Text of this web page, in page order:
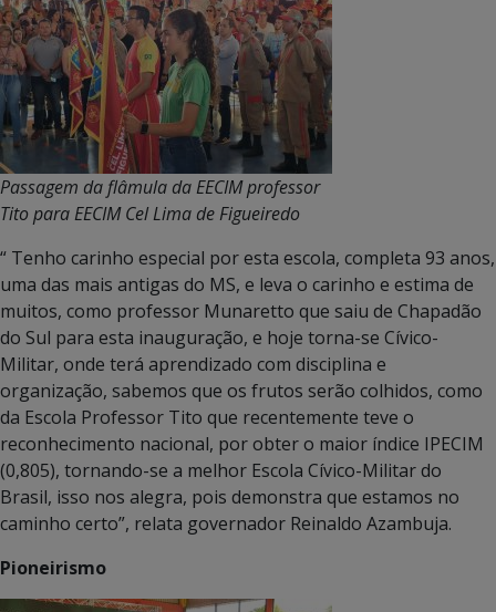
Passagem da flâmula da EECIM professor
Tito para EECIM Cel Lima de Figueiredo
“ Tenho carinho especial por esta escola, completa 93 anos,
uma das mais antigas do MS, e leva o carinho e estima de
muitos, como professor Munaretto que saiu de Chapadão
do Sul para esta inauguração, e hoje torna-se Cívico-
Militar, onde terá aprendizado com disciplina e
organização, sabemos que os frutos serão colhidos, como
da Escola Professor Tito que recentemente teve o
reconhecimento nacional, por obter o maior índice IPECIM
(0,805), tornando-se a melhor Escola Cívico-Militar do
Brasil, isso nos alegra, pois demonstra que estamos no
caminho certo”, relata governador Reinaldo Azambuja.
Pioneirismo